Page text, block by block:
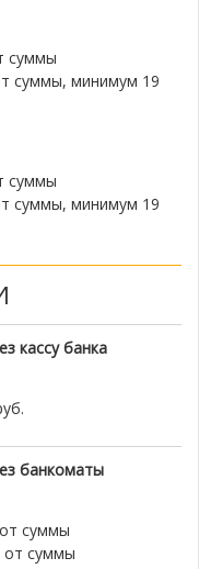
суммы
суммы, минимум 19
суммы
суммы, минимум 19
кассу банка
банкоматы
суммы
от суммы